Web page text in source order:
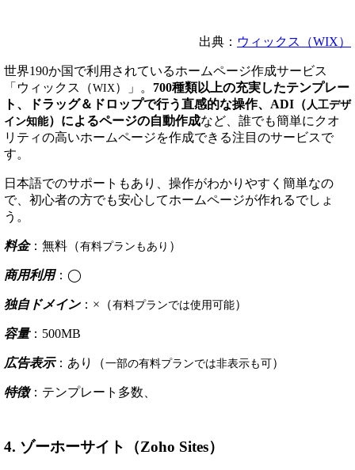
出典： ウィックス（WIX）
世界190か国で利用されているホームページ作成サービス
「ウィックス（WIX）」。 700種類以上の充実したテンプレー
ト、ドラッグ＆ドロップで行う直感的な操作、ADI（ 人工デザ
イン知能）によるページの自動作成など、誰でも簡単にクオ
リティの高いホームページを作成できる注目のサービスで
す。
日本語でのサポートもあり、操作がわかりやすく簡単なの
で、初心者の方でも安心してホームページが作れるでしょ
う。
料金：無料（有料プランもあり ）
商用利用：◯
独自ドメイン：×（有料プランでは使用可能）
容量：500MB
広告表示：あり（一部の有料プランでは非表示も可）
特徴：テンプレート多数、
4. ゾーホーサイト（Zoho Sites）